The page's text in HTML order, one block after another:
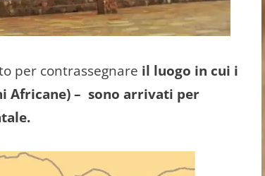
per contrassegnare il luogo in cui i
Africane) – sono arrivati per